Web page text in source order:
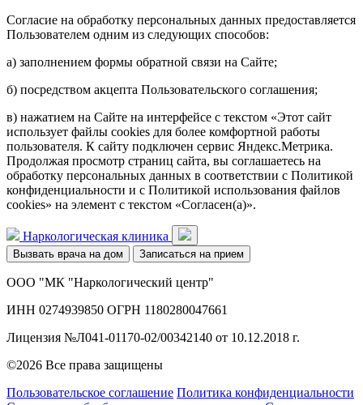
Согласие на обработку персональных данных предоставляется
Пользователем одним из следующих способов:
а) заполнением формы обратной связи на Сайте;
б) посредством акцепта Пользовательского соглашения;
в) нажатием на Сайте на интерфейсе с текстом «Этот сайт
использует файлы cookies для более комфортной работы
пользователя. К сайту подключен сервис Яндекс.Метрика.
Продолжая просмотр страниц сайта, вы соглашаетесь на
обработку персональных данных в соответствии с Политикой
конфиденциальности и с Политикой использования файлов
cookies» на элемент с текстом «Согласен(а)».
Наркологическая клиника
Вызвать врача на дом Записаться на прием
ООО "МК "Наркологический центр"
ИНН 0274939850 ОГРН 1180280047661
Лицензия №Л041-01170-02/00342140 от 10.12.2018 г.
©2026 Все права защищены
Пользовательское соглашение Политика конфиденциальности